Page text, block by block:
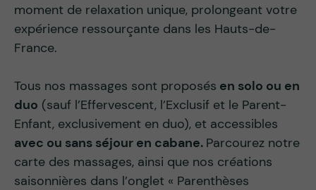
moment de relaxation unique, prolongeant votre
expérience ressourçante dans les Hauts-de-
France.
Tous nos massages sont proposés en solo ou en
duo (sauf l’Effervescent, l’Exclusif et le Parent-
Enfant, exclusivement en duo), et accessibles
avec ou sans séjour en cabane. Parcourez notre
carte des massages, ainsi que nos créations
saisonnières dans l’onglet « Parenthèses